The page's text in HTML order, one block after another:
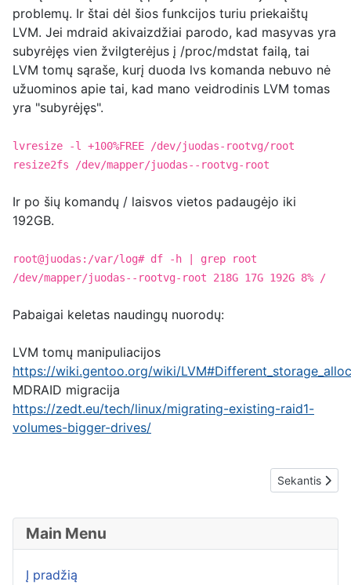
Main Menu
Į pradžią
problemų. Ir štai dėl šios funkcijos turiu priekaištų
LVM. Jei mdraid akivaizdžiai parodo, kad masyvas yra
subyrėjęs vien žvilgterėjus į /proc/mdstat failą, tai
LVM tomų sąraše, kurį duoda lvs komanda nebuvo nė
užuominos apie tai, kad mano veidrodinis LVM tomas
yra "subyrėjęs".
lvresize -l +100%FREE /dev/juodas-rootvg/root
resize2fs /dev/mapper/juodas--rootvg-root
Ir po šių komandų / laisvos vietos padaugėjo iki
192GB.
root@juodas:/var/log# df -h | grep root
/dev/mapper/juodas--rootvg-root 218G 17G 192G 8% /
Pabaigai keletas naudingų nuorodų:
LVM tomų manipuliacijos
https://wiki.gentoo.org/wiki/
MDRAID migracija
https://zedt.eu/tech/linux/migrating-existing-raid1-
volumes-bigger-drives/
Next article:
Sekantis